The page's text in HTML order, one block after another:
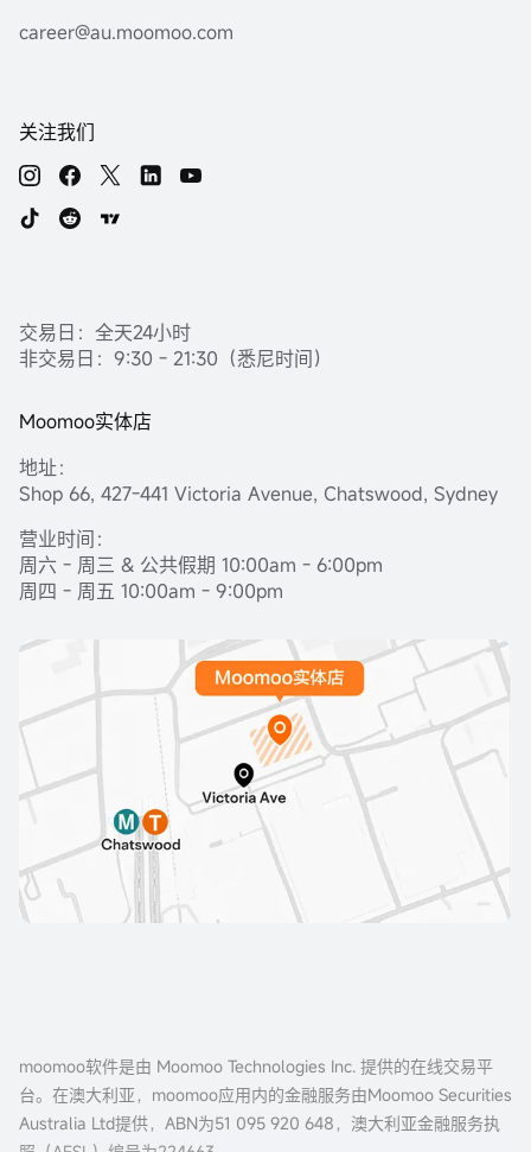
career@au.moomoo.com
关注我们
交易日：全天24小时
非交易日：9:30 - 21:30（悉尼时间）
Moomoo实体店
地址：
Shop 66, 427-441 Victoria Avenue, Chatswood, Sydney
营业时间：
周六 - 周三 & 公共假期 10:00am - 6:00pm
周四 - 周五 10:00am - 9:00pm
moomoo软件是由 Moomoo Technologies Inc. 提供的在线交易平
台。在澳大利亚，moomoo应用内的金融服务由Moomoo Securities
Australia Ltd提供，ABN为51 095 920 648，澳大利亚金融服务执